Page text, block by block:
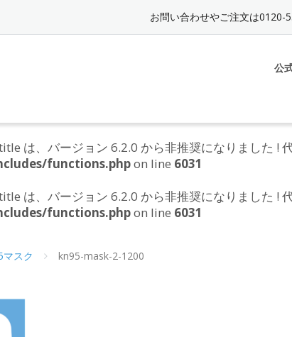
お問い合わせやご注文は0120-
公
は、バージョン 6.2.0 から非推奨になりました !
functions.phpon line 6031
は、バージョン 6.2.0 から非推奨になりました !
functions.phpon line 6031
マスク kn95-mask-2-1200